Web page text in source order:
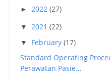
► 2022 (27)
▼ 2021 (22)
▼ February (17)
Standard Operating
Perawatan Pasie...